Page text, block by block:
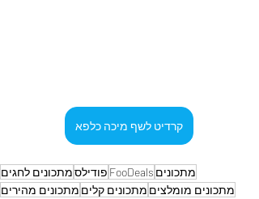
קרדיט לשף מיכה כלפא
מתכונים FooDeals פודילסמתכונים לחגים
מתכונים מומלצים מתכונים קלים מתכונים מהירים